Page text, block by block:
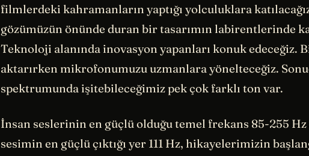
filmlerdeki kahramanların yaptığı yolculuklara
gözümüzün önünde duran bir tasarımın labirentlerinde
Teknoloji alanında inovasyon yapanları konuk edeceğiz.
aktarırken mikrofonumuzu uzmanlara yönelteceğiz.
spektrumunda işitebileceğimiz pek çok farklı ton var.
İnsan seslerinin en güçlü olduğu temel frekans 85-255 Hz
sesimin en güçlü çıktığı yer 111 Hz, hikayelerimizin